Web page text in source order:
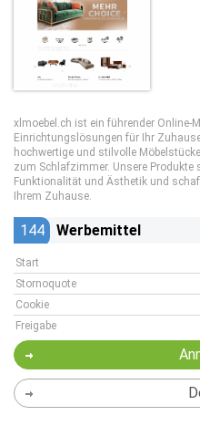
xlmoebel.ch ist ein führender Online-
Einrichtungslösungen für Ihr
hochwertige und stilvolle
zum Schlafzimmer. Unsere Produkte
Funktionalität und Ästhetik und
Ihrem Zuhause.
144 Werbemittel
Start
Stornoquote
Cookie
Freigabe